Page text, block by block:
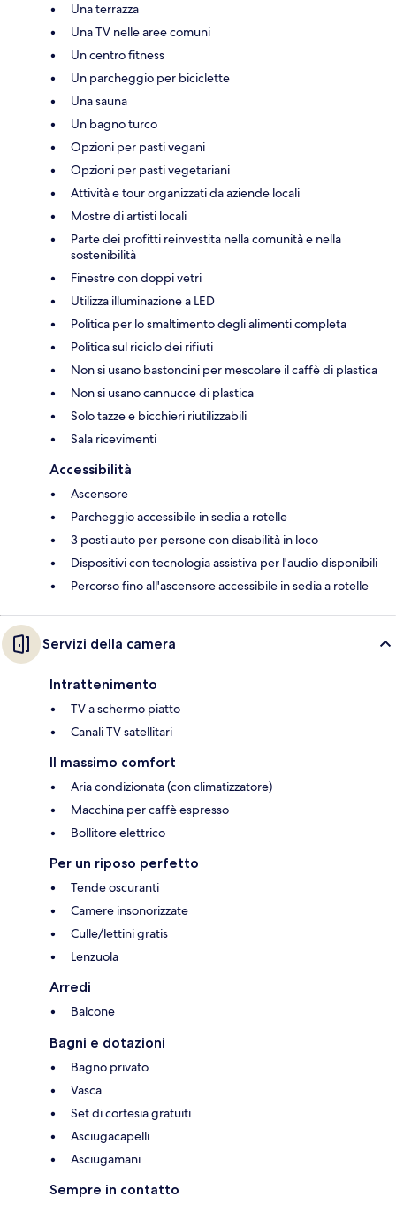
Una terrazza
Una TV nelle aree comuni
Un centro fitness
Un parcheggio per biciclette
Una sauna
Un bagno turco
Opzioni per pasti vegani
Opzioni per pasti vegetariani
Attività e tour organizzati da aziende locali
Mostre di artisti locali
Parte dei profitti reinvestita nella comunità e nella
sostenibilità
Finestre con doppi vetri
Utilizza illuminazione a LED
Politica per lo smaltimento degli alimenti completa
Politica sul riciclo dei rifiuti
Non si usano bastoncini per mescolare il caffè di plastica
Non si usano cannucce di plastica
Solo tazze e bicchieri riutilizzabili
Sala ricevimenti
Accessibilità
Ascensore
Parcheggio accessibile in sedia a rotelle
3 posti auto per persone con disabilità in loco
Dispositivi con tecnologia assistiva per l'audio disponibili
Percorso fino all'ascensore accessibile in sedia a rotelle
Servizi della camera
Intrattenimento
TV a schermo piatto
Canali TV satellitari
Il massimo comfort
Aria condizionata (con climatizzatore)
Macchina per caffè espresso
Bollitore elettrico
Per un riposo perfetto
Tende oscuranti
Camere insonorizzate
Culle/lettini gratis
Lenzuola
Arredi
Balcone
Bagni e dotazioni
Bagno privato
Vasca
Set di cortesia gratuiti
Asciugacapelli
Asciugamani
Sempre in contatto